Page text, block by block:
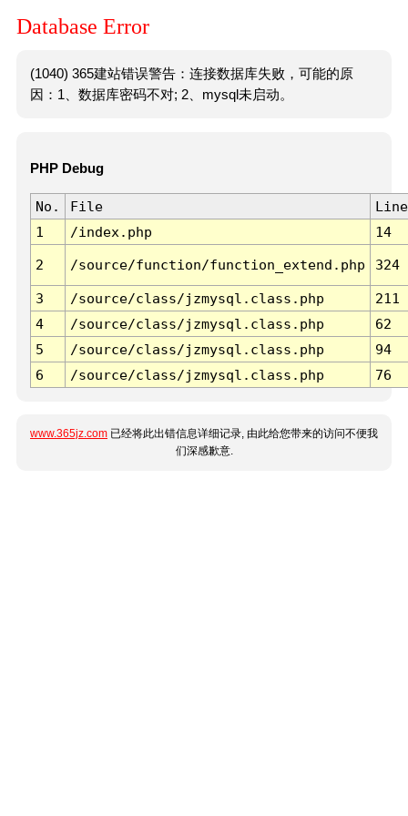
Database Error
(1040) 365建站错误警告：连接数据库失败，可能的原
因：1、数据库密码不对; 2、mysql未启动。
PHP Debug
No. File
Line
1
/index.php 14
2 /source/function/function_extend.php 324
3 /source/class/jzmysql.class.php
211
4
/source/class/jzmysql.class.php
62
5
/source/class/jzmysql.class.php
94
6
/source/class/jzmysql.class.php 76
www.365jz.com 已经将此出错信息详细记录, 由此给您带来的访问不便我
们深感歉意.